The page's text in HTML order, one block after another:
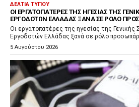
ΔΕΛΤΊΑ ΤΎΠΟΥ
ΟΙ ΕΡΓΑΤΟΠΑΤΈΡΕΣ ΤΗΣ ΗΓΕΣΊΑΣ ΤΗΣ
ΕΡΓΟΔΟΤΏΝ ΕΛΛΆΔΑΣ ΞΑΝΆ ΣΕ ΡΌΛΟ
Οι εργατοπατέρες της ηγεσίας της Γενικής
Εργοδοτών Ελλάδας ξανά σε ρόλο
5 Αυγούστου 2026